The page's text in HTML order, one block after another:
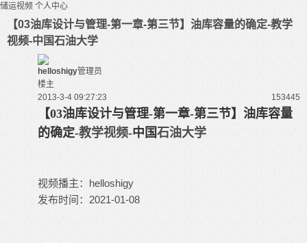
储运视频 个人中心
【03油库设计与管理-第一章-第三节】油库容量的确定-教学
视频-中国石油大学
helloshigy管理员
楼主
2013-3-4 09:27:23
153445
【03油库设计与管理-第一章-第三节】油库容量
的确定-教学视频-中国石油大学
视频播主：helloshigy
发布时间：2021-01-08